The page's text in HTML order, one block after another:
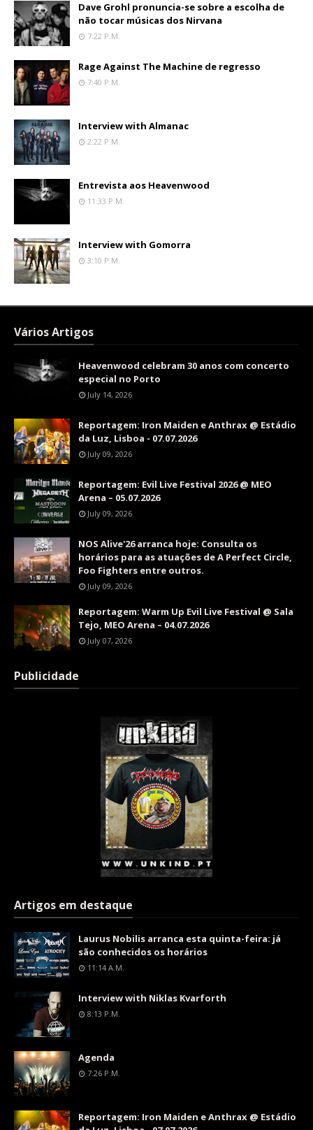
Dave Grohl pronuncia-se sobre a escolha de
não tocar músicas dos Nirvana
7:22 P.m.
Rage Against The Machine de regresso
7:40 P.m.
Interview with Almanac
2:22 P.m.
Entrevista aos Heavenwood
11:33 P.m.
Interview with Gomorra
3:10 P.m.
Vários Artigos
Heavenwood celebram 30 anos com concerto
especial no Porto
July 14, 2026
Reportagem: Iron Maiden e Anthrax @ Estádio
da Luz, Lisboa - 07.07.2026
July 09, 2026
Reportagem: Evil Live Festival 2026 @ MEO
Arena – 05.07.2026
July 09, 2026
NOS Alive'26 arranca hoje: Consulta os
horários para as atuações de A Perfect Circle,
Foo Fighters entre outros.
July 09, 2026
Reportagem: Warm Up Evil Live Festival @ Sala
Tejo, MEO Arena – 04.07.2026
July 07, 2026
Publicidade
Artigos em destaque
Laurus Nobilis arranca esta quinta-feira: já
são conhecidos os horários
11:14 A.m.
Interview with Niklas Kvarforth
8:13 P.m.
Agenda
7:26 P.m.
Reportagem: Iron Maiden e Anthrax @ Estádio